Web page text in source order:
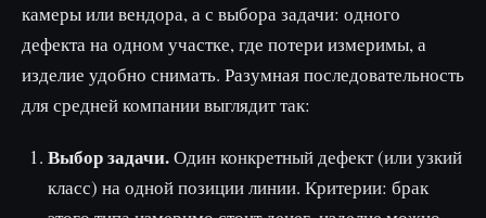
камеры или вендора, а с выбора задачи: одного
дефекта на одном участке, где потери измеримы, а
изделие удобно снимать. Разумная последовательность
для средней компании выглядит так:
Выбор задачи.Один конкретный дефект (или узкий
класс) на одной позиции линии. Критерии: брак